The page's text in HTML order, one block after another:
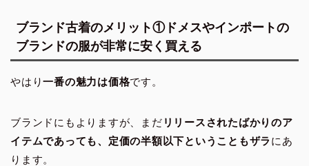
ブランド古着のメリット①ドメスやインポートの
ブランドの服が非常に安く買える
やはり一番の魅力は価格です。
ブランドにもよりますが、まだ リリースされたばかりのア
イテムであっても、定価の半額以下ということもザラにあ
ります。